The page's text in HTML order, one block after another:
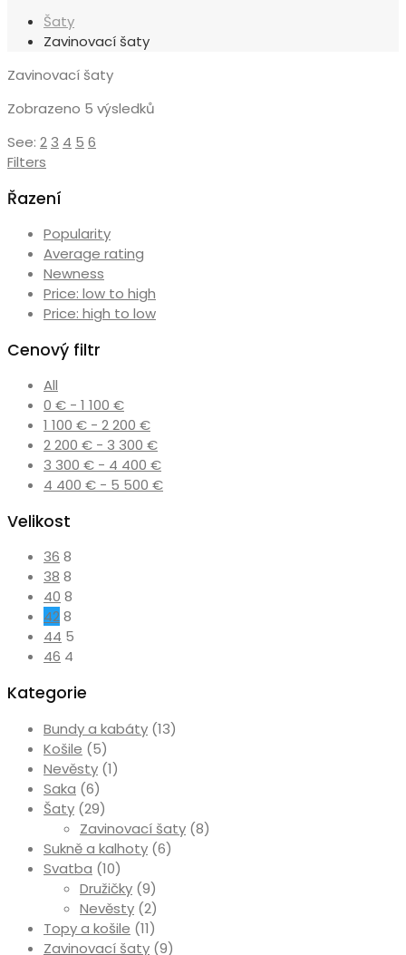
Šaty
Zavinovací šaty
Zavinovací šaty
Zobrazeno 5 výsledků
See: 2 3 4 5 6
Filters
Řazení
Popularity
Average rating
Newness
Price: low to high
Price: high to low
Cenový filtr
All
0 € - 1 100 €
1 100 € - 2 200 €
2 200 € - 3 300 €
3 300 € - 4 400 €
4 400 € - 5 500 €
Velikost
36 8
38 8
40 8
428
44 5
46 4
Kategorie
Bundy a kabáty (13)
Košile (5)
Nevěsty (1)
Saka (6)
Šaty (29)
Zavinovací šaty (8)
Sukně a kalhoty (6)
Svatba (10)
Družičky (9)
Nevěsty (2)
Topy a košile (11)
Zavinovací šaty (9)